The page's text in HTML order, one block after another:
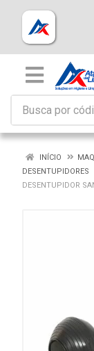
INÍCIO
DESENTUPIDORES
DESENTUPIDOR